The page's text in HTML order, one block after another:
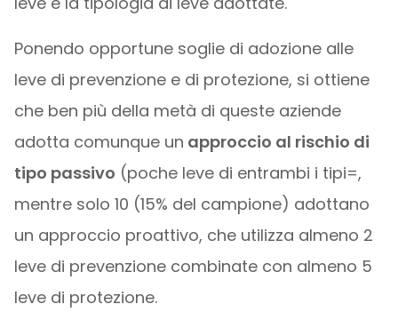
Ponendo opportune soglie di adozione alle
leve di prevenzione e di protezione, si ottiene
che ben più della metà di queste aziende
adotta comunque un approccio al rischio di
tipo passivo (poche leve di entrambi i tipi=,
mentre solo 10 (15% del campione) adottano
un approccio proattivo, che utilizza almeno 2
leve di prevenzione combinate con almeno 5
leve di protezione.